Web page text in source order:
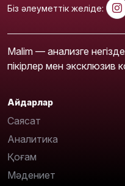
Біз әлеуметтік желіде:
Malim — анализге
пікірлер мен эксклюзив
Айдарлар
Саясат
Аналитика
Қоғам
Мәдениет